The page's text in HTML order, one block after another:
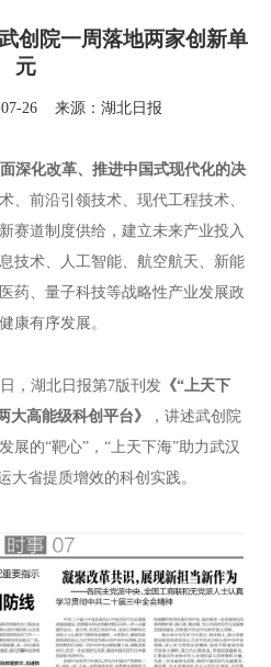
创院一周落地两家创新单
元
26 来源：湖北日报
深化改革、推进中国式现代化的决
、前沿引领技术、现代工程技术、
赛道制度供给，建立未来产业投入
技术、人工智能、航空航天、新能
药、量子科技等战略性产业发展政
康有序发展。
，湖北日报第7版刊发《“上天下
大高能级科创平台》
，讲述武创院
展的“靶心”，“上天下海”助力武汉
大省提质增效的科创实践。